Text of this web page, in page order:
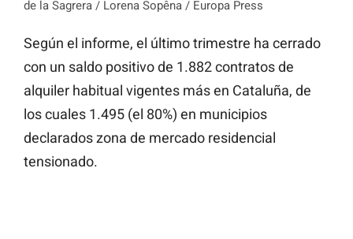
de la Sagrera / Lorena Sopêna / Europa Press
Según el informe, el último trimestre ha cerrado
con un saldo positivo de 1.882 contratos de
alquiler habitual vigentes más en Cataluña, de
los cuales 1.495 (el 80%) en municipios
declarados zona de mercado residencial
tensionado.